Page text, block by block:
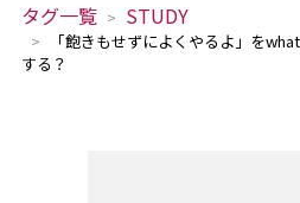
タグ一覧 STUDY
「飽きもせずによくやるよ」を
する？